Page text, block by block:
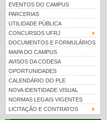
EVENTOS DO CAMPUS
PARCERIAS
UTILIDADE PÚBLICA
CONCURSOS UFRJ
DOCUMENTOS E FORMULÁRIOS
MAPA DO CAMPUS
AVISOS DA CODESA
OPORTUNIDADES
CALENDÁRIO DO PLE
NOVA IDENTIDADE VISUAL
NORMAS LEGAIS VIGENTES
LICITAÇÃO E CONTRATOS
UFRJ 100 anos